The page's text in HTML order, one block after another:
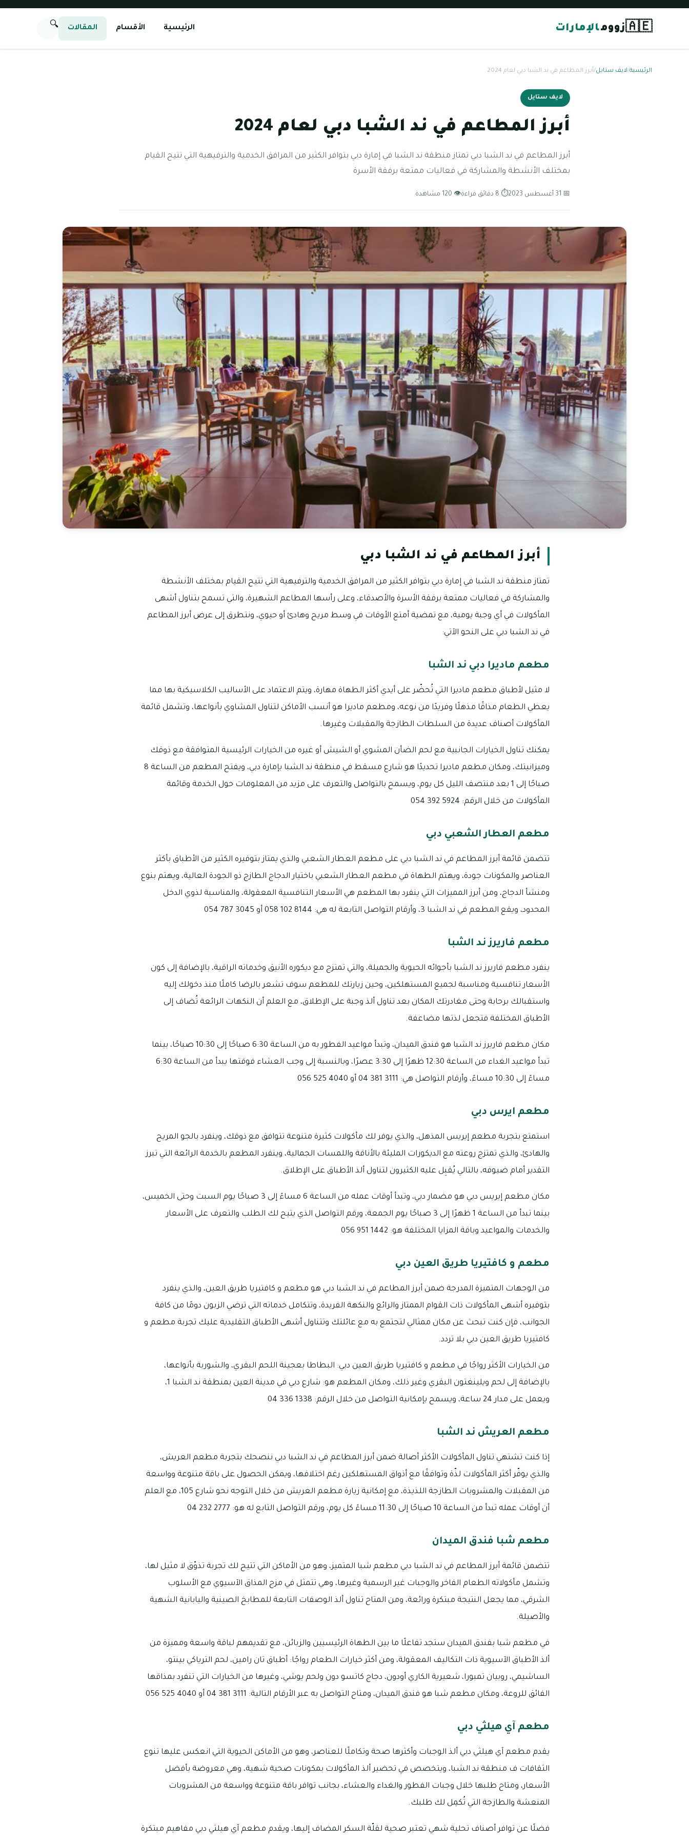
🇦🇪زوومالإمارات الرئيسية الأقسام المقالات 🔍
الرئيسية/لايف ستايل/أبرز المطاعم في ند الشبا دبي لعام 2024
لايف ستايل
أبرز المطاعم في ند الشبا دبي لعام 2024
أبرز المطاعم في ند الشبا دبي تمتاز منطقة ند الشبا في إمارة دبي بتوافر الكثير من المرافق الخدمية والترفيهية التي تتيح القيام
بمختلف الأنشطة والمشاركة في فعاليات ممتعة برفقة الأسرة
📅 31 أغسطس 2023 ⏱ 8 دقائق قراءة 👁 120 مشاهدة
أبرز المطاعم في ند الشبا دبي
تمتاز منطقة ند الشبا في إمارة دبي بتوافر الكثير من المرافق الخدمية والترفيهية التي تتيح القيام بمختلف الأنشطة
والمشاركة في فعاليات ممتعة برفقة الأسرة والأصدقاء، وعلى رأسها المطاعم الشهيرة، والتي تسمح بتناول أشهى
المأكولات في أي وجبة يومية، مع تمضية أمتع الأوقات في وسط مريح وهادئ أو حيوي، ونتطرق إلى عرض أبرز المطاعم
في ند الشبا دبي على النحو الآتي:
مطعم ماديرا دبي ند الشبا
لا مثيل لأطباق مطعم ماديرا التي تُحضّر على أيدي أكثر الطهاة مهارة، ويتم الاعتماد على الأساليب الكلاسيكية بها مما
يعطي الطعام مذاقًا مذهلًا وفريدًا من نوعه، ومطعم ماديرا هو أنسب الأماكن لتناول المشاوي بأنواعها، وتشمل قائمة
المأكولات أصناف عديدة من السلطات الطازجة والمقبلات وغيرها.
يمكنك تناول الخيارات الجانبية مع لحم الضأن المشوي أو الشيش أو غيره من الخيارات الرئيسية المتوافقة مع ذوقك
وميزانيتك، ومكان مطعم ماديرا تحديدًا هو شارع مسقط في منطقة ند الشبا بإمارة دبي، ويفتح المطعم من الساعة 8
صباحًا إلى 1 بعد منتصف الليل كل يوم، ويسمح بالتواصل والتعرف على مزيد من المعلومات حول الخدمة وقائمة
المأكولات من خلال الرقم: 5924 392 054
مطعم العطار الشعبي دبي
تتضمن قائمة أبرز المطاعم في ند الشبا دبي على مطعم العطار الشعبي والذي يمتاز بتوفيره الكثير من الأطباق بأكثر
العناصر والمكونات جودة، ويهتم الطهاة في مطعم العطار الشعبي باختيار الدجاج الطازج ذو الجودة العالية، ويهتم بنوع
ومنشأ الدجاج، ومن أبرز المميزات التي ينفرد بها المطعم هي الأسعار التنافسية المعقولة، والمناسبة لذوي الدخل
المحدود، ويقع المطعم في ند الشبا 3، وأرقام التواصل التابعة له هي: 8144 102 058 أو 3045 787 054
مطعم فاريرز ند الشبا
ينفرد مطعم فاريرز ند الشبا بأجوائه الحيوية والجميلة، والتي تمتزج مع ديكوره الأنيق وخدماته الراقية، بالإضافة إلى كون
الأسعار تنافسية ومناسبة لجميع المستهلكين، وحين زيارتك للمطعم سوف تشعر بالرضا كاملًا منذ دخولك إليه
واستقبالك برحابة وحتى مغادرتك المكان بعد تناول ألذ وجبة على الإطلاق، مع العلم أن النكهات الرائعة تُضاف إلى
الأطباق المختلفة فتجعل لذتها مضاعفة.
مكان مطعم فاريرز ند الشبا هو فندق الميدان، وتبدأ مواعيد الفطور به من الساعة 6:30 صباحًا إلى 10:30 صباحًا، بينما
تبدأ مواعيد الغداء من الساعة 12:30 ظهرًا إلى 3:30 عصرًا، وبالنسبة إلى وجب العشاء فوقتها يبدأ من الساعة 6:30
مساءً إلى 10:30 مساءً، وأرقام التواصل هي: 3111 381 04 أو 4040 525 056
مطعم ايرس دبي
استمتع بتجربة مطعم إيريس المذهل، والذي يوفر لك مأكولات كثيرة متنوعة تتوافق مع ذوقك، وينفرد بالجو المريح
والهادئ، والذي تمتزج روعته مع الديكورات المليئة بالأناقة واللمسات الجمالية، وينفرد المطعم بالخدمة الرائعة التي تبرز
التقدير أمام ضيوفه، بالتالي يُقبِل عليه الكثيرون لتناول ألذ الأطباق على الإطلاق.
مكان مطعم إيريس دبي هو مضمار دبي، وتبدأ أوقات عمله من الساعة 6 مساءً إلى 3 صباحًا يوم السبت وحتى الخميس،
بينما تبدأ من الساعة 1 ظهرًا إلى 3 صباحًا يوم الجمعة، ورقم التواصل الذي يتيح لك الطلب والتعرف على الأسعار
والخدمات والمواعيد وباقة المزايا المختلفة هو: 1442 951 056
مطعم و كافتيريا طريق العين دبي
من الوجهات المتميزة المدرجة ضمن أبرز المطاعم في ند الشبا دبي هو مطعم و كافتيريا طريق العين، والذي ينفرد
بتوفيره أشهى المأكولات ذات القوام الممتاز والرائع والنكهة الفريدة، وتتكامل خدماته التي ترضي الزبون دومًا من كافة
الجوانب، فإن كنت تبحث عن مكان ممثالي لتجتمع به مع عائلتك وتتناول أشهى الأطباق التقليدية عليك تجربة مطعم و
كافتيريا طريق العين دبي بلا تردد.
من الخيارات الأكثر رواجًا في مطعم و كافتيريا طريق العين دبي: البطاطا بعجينة اللحم البقري، والشوربة بأنواعها،
بالإضافة إلى لحم ويلينغتون البقري وغير ذلك، ومكان المطعم هو: شارع دبي في مدينة العين بمنطقة ند الشبا 1،
ويعمل على مدار 24 ساعة، ويسمح بإمكانية التواصل من خلال الرقم: 1338 336 04
مطعم العريش ند الشبا
إذا كنت تشتهي تناول المأكولات الأكثر أصالة ضمن أبرز المطاعم في ند الشبا دبي ننصحك بتجربة مطعم العريش،
والذي يوفّر أكثر المأكولات لذّة وتوافقًا مع أذواق المستهلكين رغم اختلافها، ويمكن الحصول على باقة متنوعة وواسعة
من المقبلات والمشروبات الطازجة اللذيذة، مع إمكانية زيارة مطعم العريش من خلال التوجه نحو شارع 105، مع العلم
أن أوقات عمله تبدأ من الساعة 10 صباحًا إلى 11:30 مساءً كل يوم، ورقم التواصل التابع له هو: 2777 232 04
مطعم شبا فندق الميدان
تتضمن قائمة أبرز المطاعم في ند الشبا دبي مطعم شبا المتميز، وهو من الأماكن التي تتيح لك تجربة تذوّق لا مثيل لها،
وتشمل مأكولاته الطعام الفاخر والوجبات غير الرسمية وغيرها، وهي تتمثل في مزج المذاق الآسيوي مع الأسلوب
الشرقي، مما يجعل النتيجة مبتكرة ورائعة، ومن المتاح تناول ألذ الوصفات التابعة للمطابخ الصينية واليابانية الشهية
والأصيلة.
في مطعم شبا بفندق الميدان ستجد تفاعلًا ما بين الطهاة الرئيسيين والزبائن، مع تقديمهم لباقة واسعة ومميزة من
ألذ الأطباق الآسيوية ذات التكاليف المعقولة، ومن أكثر خيارات الطعام رواجًا: أطباق تان رامين، لحم الترياكي بينتو،
الساشيمي، روبيان تمبورا، شعيرية الكاري أودون، دجاج كاتسو دون ولحم يوشي، وغيرها من الخيارات التي تنفرد بمذاقها
الفائق للروعة، ومكان مطعم شبا هو فندق الميدان، ومتاح التواصل به عبر الأرقام التالية: 3111 381 04 أو 4040 525 056
مطعم آي هيلثي دبي
يقدم مطعم آي هيلثي دبي ألذ الوجبات وأكثرها صحة وتكاملًا للعناصر، وهو من الأماكن الحيوية التي انعكس عليها تنوع
الثقافات ف منطقة ند الشبا، ويتخصص في تحضير ألذ المأكولات بمكونات صحية شهية، وهي معروضة بأفضل
الأسعار، ومتاح طلبها خلال وجبات الفطور والغداء والعشاء، بجانب توافر باقة متنوعة وواسعة من المشروبات
المنعشة والطازجة التي تُكمِل لك طلبك.
فضلًا عن توافر أصناف تحلية شهي تعتبر صحية لقلّة السكر المضاف إليها، ويقدم مطعم آي هيلثي دبي مفاهيم مبتكرة